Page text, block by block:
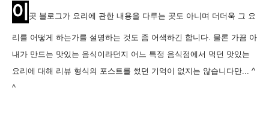
이 곳 블로그가 요리에 관한 내용을 다루는 곳도 아니며 더더욱 그 요
리를 어떻게 하는가를 설명하는 것도 좀 어색하긴 합니다. 물론 가끔 아
내가 만드는 맛있는 음식이라던지 어느 특정 음식점에서 먹던 맛있는
요리에 대해 리뷰 형식의 포스트를 썼던 기억이 없지는 않습니다만... ^
^